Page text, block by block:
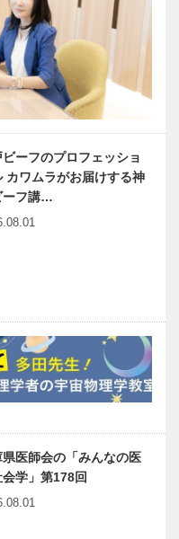
ーフのプロフェッショ
カワムラがお届けする神
ーフ講…
県医師会の「みんなの医
学」第178回